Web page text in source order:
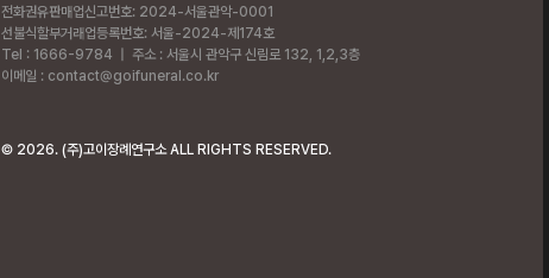
전화권유판매업신고번호: 2024-서울관악-0001
선불식할부거래업등록번호: 서울-2024-제174호
Tel : 1666-9784
주소 : 서울시 관악구 신림로 132, 1,2,3층
이메일 : contact@goifuneral.co.kr
© 2026. (주)고이장례연구소 ALL RIGHTS RESERVED.